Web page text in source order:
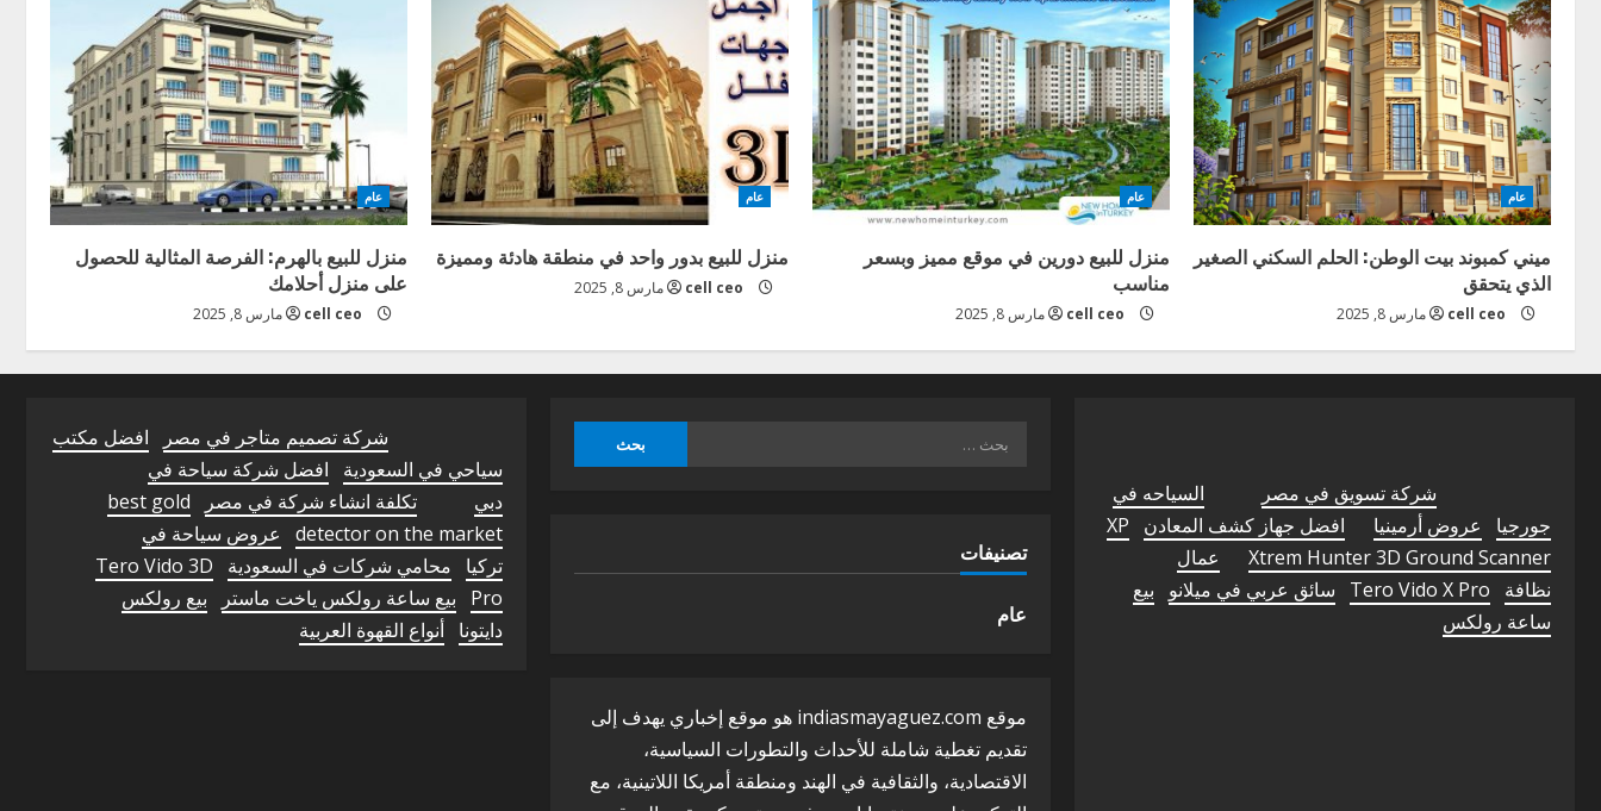
عام
ميني كمبوند بيت الوطن: الحلم السكني الصغير
الذي يتحقق
cell ceo مارس 8, 2025
عام
منزل للبيع دورين في موقع مميز وبسعر
مناسب
cell ceo مارس 8, 2025
عام
منزل للبيع بدور واحد في منطقة هادئة ومميزة
cell ceo مارس 8, 2025
عام
منزل للبيع بالهرم: الفرصة المثالية للحصول
على منزل أحلامك
cell ceo مارس 8, 2025
شركة تسويق في مصر
السياحه في
جورجيا
عروض أرمينيا افضل جهاز كشف المعادن
XP
Xtrem Hunter 3D Ground Scanner
عمال
نظافة
Tero Vido X Pro سائق عربي في ميلانو
بيع
ساعة رولكس
البحث
تصنيفات
عام
موقع indiasmayaguez.com هو موقع إخباري يهدف إلى
تقديم تغطية شاملة للأحداث والتطورات السياسية،
الاقتصادية، والثقافية في الهند ومنطقة أمريكا اللاتينية، مع
شركة تصميم متاجر في مصر
افضل مكتب
سياحي في السعودية
افضل شركة سياحة في
دبي
تكلفة انشاء شركة في مصر
best gold
detector on the market
عروض سياحة في
تركيا
محامي شركات في السعودية
Tero Vido 3D
Pro
بيع ساعة رولكس ياخت ماستر
بيع رولكس
دايتونا أنواع القهوة العربية